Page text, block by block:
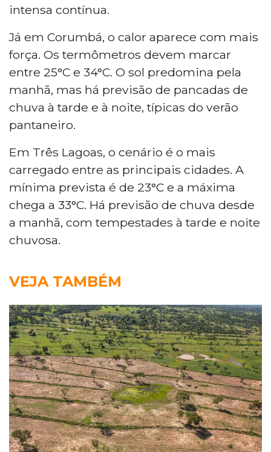
intensa contínua.
Já em Corumbá, o calor aparece com mais
força. Os termômetros devem marcar
entre 25°C e 34°C. O sol predomina pela
manhã, mas há previsão de pancadas de
chuva à tarde e à noite, típicas do verão
pantaneiro.
Em Três Lagoas, o cenário é o mais
carregado entre as principais cidades. A
mínima prevista é de 23°C e a máxima
chega a 33°C. Há previsão de chuva desde
a manhã, com tempestades à tarde e noite
chuvosa.
VEJA TAMBÉM